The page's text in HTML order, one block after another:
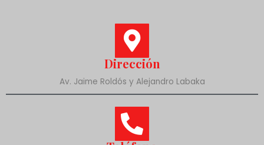
Dirección
Av. Jaime Roldós y Alejandro Labaka